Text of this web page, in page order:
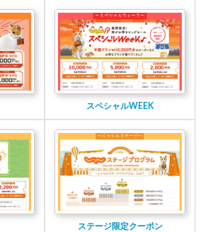
スペシャルWEEK
ステージ限定クーポン